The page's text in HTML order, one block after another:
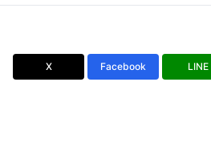
X Facebook LINE